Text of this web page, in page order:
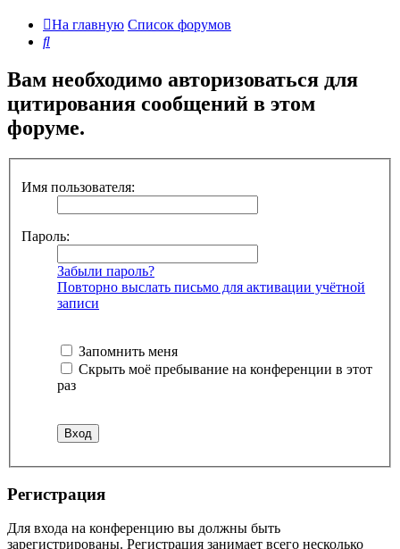
На главную Список форумов
Поиск
Вам необходимо авторизоваться для
цитирования сообщений в этом
форуме.
Имя пользователя:
Пароль:
Забыли пароль?
Повторно выслать письмо для активации учётной
записи
Запомнить меня
Скрыть моё пребывание на конференции в этот
раз
Регистрация
Для входа на конференцию вы должны быть
зарегистрированы. Регистрация занимает всего несколько